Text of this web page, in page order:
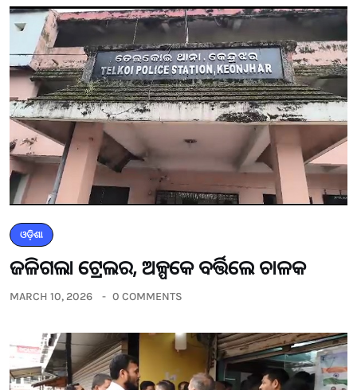
ଓଡ଼ିଶା
ଜଳିଗଲା ଟ୍ରେଲର, ଅଳ୍ପକେ ବର୍ତ୍ତିଲେ ଚାଳକ
MARCH 10, 2026 0 COMMENTS